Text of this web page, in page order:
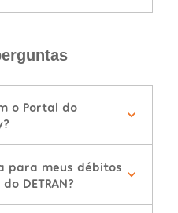
o Portal do
para meus débitos
DETRAN?